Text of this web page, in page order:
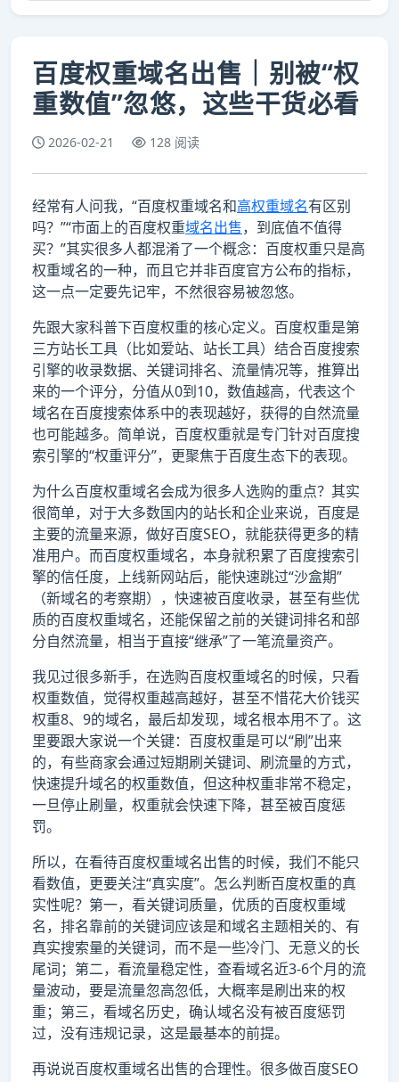
百度权重域名出售｜别被“权
重数值”忽悠，这些干货必看
2026-02-21 128 阅读
经常有人问我，“百度权重域名和高权重域名有区别
吗？”“市面上的百度权重域名出售，到底值不值得
买？”其实很多人都混淆了一个概念：百度权重只是高
权重域名的一种，而且它并非百度官方公布的指标，
这一点一定要先记牢，不然很容易被忽悠。
先跟大家科普下百度权重的核心定义。百度权重是第
三方站长工具（比如爱站、站长工具）结合百度搜索
引擎的收录数据、关键词排名、流量情况等，推算出
来的一个评分，分值从0到10，数值越高，代表这个
域名在百度搜索体系中的表现越好，获得的自然流量
也可能越多。简单说，百度权重就是专门针对百度搜
索引擎的“权重评分”，更聚焦于百度生态下的表现。
为什么百度权重域名会成为很多人选购的重点？其实
很简单，对于大多数国内的站长和企业来说，百度是
主要的流量来源，做好百度SEO，就能获得更多的精
准用户。而百度权重域名，本身就积累了百度搜索引
擎的信任度，上线新网站后，能快速跳过“沙盒期”
（新域名的考察期），快速被百度收录，甚至有些优
质的百度权重域名，还能保留之前的关键词排名和部
分自然流量，相当于直接“继承”了一笔流量资产。
我见过很多新手，在选购百度权重域名的时候，只看
权重数值，觉得权重越高越好，甚至不惜花大价钱买
权重8、9的域名，最后却发现，域名根本用不了。这
里要跟大家说一个关键：百度权重是可以“刷”出来
的，有些商家会通过短期刷关键词、刷流量的方式，
快速提升域名的权重数值，但这种权重非常不稳定，
一旦停止刷量，权重就会快速下降，甚至被百度惩
罚。
所以，在看待百度权重域名出售的时候，我们不能只
看数值，更要关注“真实度”。怎么判断百度权重的真
实性呢？第一，看关键词质量，优质的百度权重域
名，排名靠前的关键词应该是和域名主题相关的、有
真实搜索量的关键词，而不是一些冷门、无意义的长
尾词；第二，看流量稳定性，查看域名近3-6个月的流
量波动，要是流量忽高忽低，大概率是刷出来的权
重；第三，看域名历史，确认域名没有被百度惩罚
过，没有违规记录，这是最基本的前提。
再说说百度权重域名出售的合理性。很多做百度SEO